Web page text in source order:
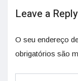
Leave a Reply
O seu endereço
obrigatórios são